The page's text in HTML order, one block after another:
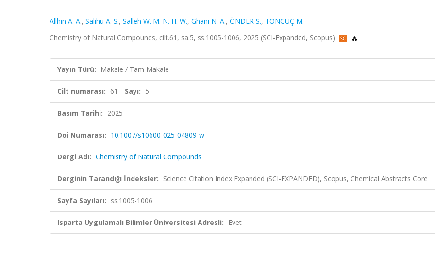
Allhin A. A., Salihu A. S., Salleh W. M. N. H. W., Ghani N. A., ÖNDER S., TONGUÇ M.
Chemistry of Natural Compounds, cilt.61, sa.5, ss.1005-1006, 2025 (SCI-Expanded, Scopus)
Yayın Türü: Makale / Tam Makale
Cilt numarası: 61 Sayı: 5
Basım Tarihi: 2025
Doi Numarası: 10.1007/s10600-025-04809-w
Dergi Adı: Chemistry of Natural Compounds
Derginin Tarandığı İndeksler: Science Citation Index Expanded (SCI-EXPANDED), Scopus, Chemical Abstracts Core
Sayfa Sayıları: ss.1005-1006
Isparta Uygulamalı Bilimler Üniversitesi Adresli: Evet